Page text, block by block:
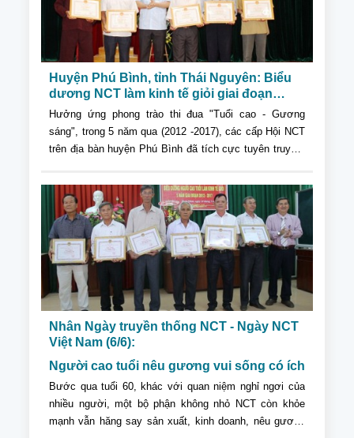
Huyện Phú Bình, tỉnh Thái Nguyên: Biểu
dương NCT làm kinh tế giỏi giai đoạn
2012-2017
Hưởng ứng phong trào thi đua "Tuổi cao - Gương
sáng", trong 5 năm qua (2012 -2017), các cấp Hội NCT
trên địa bàn huyện Phú Bình đã tích cực tuyên truyền,
Nhân Ngày truyền thống NCT - Ngày NCT
Việt Nam (6/6):
Người cao tuổi nêu gương vui sống có ích
Bước qua tuổi 60, khác với quan niệm nghỉ ngơi của
nhiều người, một bộ phận không nhỏ NCT còn khỏe
mạnh vẫn hăng say sản xuất, kinh doanh, nêu gương